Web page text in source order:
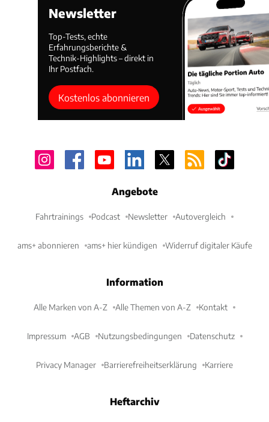
Newsletter
Top-Tests, echte
Erfahrungsberichte &
Technik-Highlights – direkt in
Ihr Postfach.
Kostenlos abonnieren
Angebote
Fahrtrainings Podcast Newsletter Autovergleich
ams+ abonnieren ams+ hier kündigen Widerruf digitaler Käufe
Information
Alle Marken von A-Z Alle Themen von A-Z Kontakt
Impressum AGB Nutzungsbedingungen Datenschutz
Privacy Manager Barrierefreiheitserklärung Karriere
Heftarchiv